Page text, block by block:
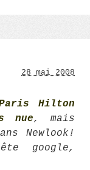
28 mai 2008
Hilton
nue, mais
Newlook!
google,